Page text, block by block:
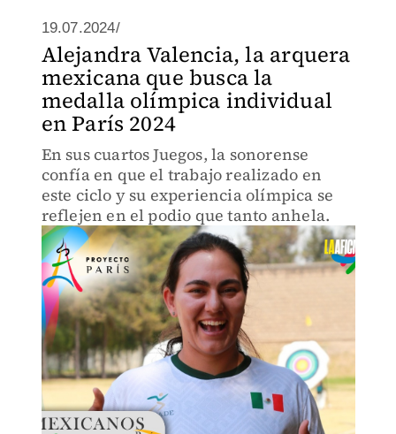
19.07.2024/
Alejandra Valencia, la arquera
mexicana que busca la
medalla olímpica individual
en París 2024
En sus cuartos Juegos, la sonorense
confía en que el trabajo realizado en
este ciclo y su experiencia olímpica se
reflejen en el podio que tanto anhela.